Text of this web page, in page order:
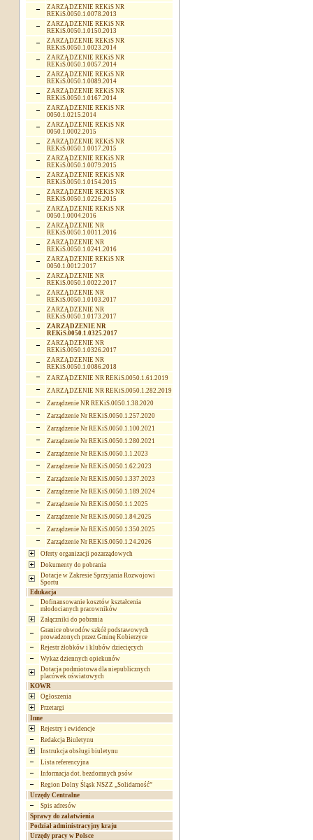
ZARZĄDZENIE REKiS NR
REKiS.0050.1.0078.2013
ZARZĄDZENIE REKiS NR
REKiS.0050.1.0150.2013
ZARZĄDZENIE REKiS NR
REKiS.0050.1.0023.2014
ZARZĄDZENIE REKiS NR
REKiS.0050.1.0057.2014
ZARZĄDZENIE REKiS NR
REKiS.0050.1.0089.2014
ZARZĄDZENIE REKiS NR
REKiS.0050.1.0167.2014
ZARZĄDZENIE REKiS NR
0050.1.0215.2014
ZARZĄDZENIE REKiS NR
0050.1.0002.2015
ZARZĄDZENIE REKiS NR
REKiS.0050.1.0017.2015
ZARZĄDZENIE REKiS NR
REKiS.0050.1.0079.2015
ZARZĄDZENIE REKiS NR
REKiS.0050.1.0154.2015
ZARZĄDZENIE REKiS NR
REKiS.0050.1.0226.2015
ZARZĄDZENIE REKiS NR
0050.1.0004.2016
ZARZĄDZENIE NR
REKiS.0050.1.0011.2016
ZARZĄDZENIE NR
REKiS.0050.1.0241.2016
ZARZĄDZENIE REKiS NR
0050.1.0012.2017
ZARZĄDZENIE NR
REKiS.0050.1.0022.2017
ZARZĄDZENIE NR
REKiS.0050.1.0103.2017
ZARZĄDZENIE NR
REKiS.0050.1.0173.2017
ZARZĄDZENIE NR
REKiS.0050.1.0325.2017
ZARZĄDZENIE NR
REKiS.0050.1.0326.2017
ZARZĄDZENIE NR
REKiS.0050.1.0086.2018
ZARZĄDZENIE NR REKiS.0050.1.61.2019
ZARZĄDZENIE NR REKiS.0050.1.282.2019
Zarządzenie NR REKiS.0050.1.38.2020
Zarządzenie Nr REKiS.0050.1.257.2020
Zarządzenie Nr REKiS.0050.1.100.2021
Zarządzenie Nr REKiS.0050.1.280.2021
Zarządzenie Nr REKiS.0050.1.1.2023
Zarządzenie Nr REKiS.0050.1.62.2023
Zarządzenie Nr REKiS.0050.1.337.2023
Zarządzenie Nr REKiS.0050.1.189.2024
Zarządzenie Nr REKiS.0050.1.1.2025
Zarządzenie Nr REKiS.0050.1.84.2025
Zarządzenie Nr REKiS.0050.1.350.2025
Zarządzenie Nr REKiS.0050.1.24.2026
Oferty organizacji pozarządowych
Dokumenty do pobrania
Dotacje w Zakresie Sprzyjania Rozwojowi
Sportu
Edukacja
Dofinansowanie kosztów kształcenia
młodocianych pracowników
Załączniki do pobrania
Granice obwodów szkół podstawowych
prowadzonych przez Gminę Kobierzyce
Rejestr żłobków i klubów dziecięcych
Wykaz dziennych opiekunów
Dotacja podmiotowa dla niepublicznych
placówek oświatowych
KOWR
Ogłoszenia
Przetargi
Inne
Rejestry i ewidencje
Redakcja Biuletynu
Instrukcja obsługi biuletynu
Lista referencyjna
Informacja dot. bezdomnych psów
Region Dolny Śląsk NSZZ „Solidarność”
Urzędy Centralne
Spis adresów
Sprawy do załatwienia
Podział administracyjny kraju
Urzędy pracy w Polsce